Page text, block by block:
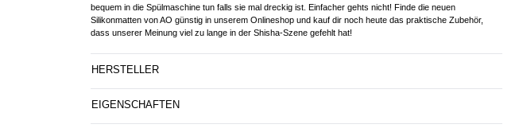
bequem in die Spülmaschine tun falls sie mal dreckig ist. Einfacher gehts nicht! Finde die neuen
Silikonmatten von AO günstig in unserem Onlineshop und kauf dir noch heute das praktische Zubehör,
dass unserer Meinung viel zu lange in der Shisha-Szene gefehlt hat!
HERSTELLER
EIGENSCHAFTEN